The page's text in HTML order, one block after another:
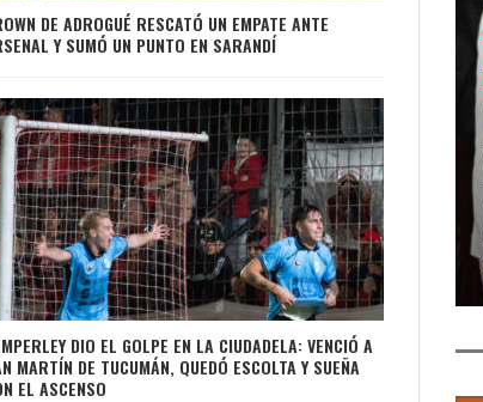
DE ADROGUÉ RESCATÓ UN EMPATE ANTE
Y SUMÓ UN PUNTO EN SARANDÍ
DIO EL GOLPE EN LA CIUDADELA: VENCIÓ A
MARTÍN DE TUCUMÁN, QUEDÓ ESCOLTA Y SUEÑA
EL ASCENSO